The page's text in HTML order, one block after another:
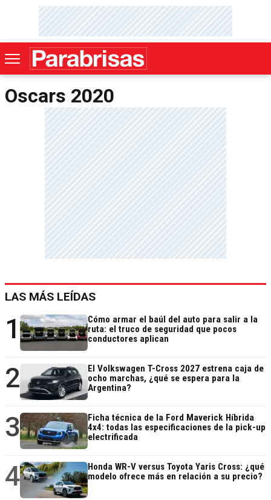
Oscars 2020
LAS MÁS LEÍDAS
1
Cómo armar el baúl del auto para salir a la
ruta: el truco de seguridad que pocos
conductores aplican
2
El Volkswagen T-Cross 2027 estrena caja de
ocho marchas, ¿qué se espera para la
Argentina?
3
Ficha técnica de la Ford Maverick Híbrida
4x4: todas las especificaciones de la pick-up
electrificada
4
Honda WR-V versus Toyota Yaris Cross: ¿qué
modelo ofrece más en relación a su precio?